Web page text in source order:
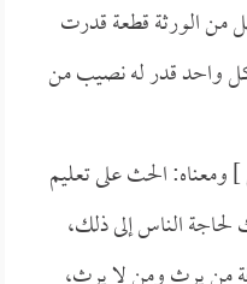
من الورثة قطعة قدرت
واحد قدر له نصيب من
ومعناه: الحث على تعليم
الناس إلى ذلك،